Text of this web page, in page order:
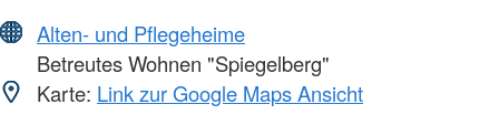
Alten- und Pflegeheime
Betreutes Wohnen "Spiegelberg"
Karte: Link zur Google Maps Ansicht